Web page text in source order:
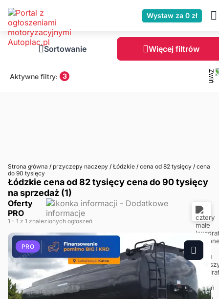
Wystaw za 0 zł
Sortowanie Więcej filtrów
Aktywne filtry: 3
Strona główna / przyczepy naczepy / Łódzkie / cena od 82 tysięcy / cena
do 90 tysięcy
Łódzkie cena od 82 tysięcy cena do 90 tysięcy
na sprzedaż (1)
Oferty
PRO
1 - 1 z 1 znalezionych ogłoszeń
PRO